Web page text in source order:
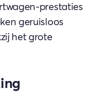
prestaties
geruisloos
het grote